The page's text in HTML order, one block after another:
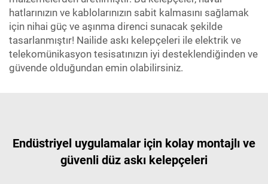
hatlarınızın ve kablolarınızın sabit kalmasını sağlamak
için nihai güç ve aşınma direnci sunacak şekilde
tasarlanmıştır! Nailide askı kelepçeleri ile elektrik ve
telekomünikasyon tesisatınızın iyi desteklendiğinden ve
güvende olduğundan emin olabilirsiniz.
Endüstriyel uygulamalar için kolay montajlı ve
güvenli düz askı kelepçeleri